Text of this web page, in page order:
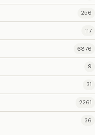
256
117
6876
9
31
2261
36